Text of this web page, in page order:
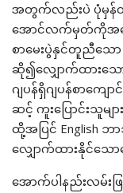
အတွက်လည်းပဲ ပုံမှန်တ
အောင်လက်မှတ်ကိုအခြ
စာမေးပွဲနှင်တူညီသေ
ဆို၍လျှောက်ထားသော
ဂျပန်ရှိဂျပန်စာက
ဆင့် ကူးပြောင်းသူမ
ထို့အပြင် English ဘ
လျှောက်ထားနိုင်သော
အောက်ပါနည်းလမ်း